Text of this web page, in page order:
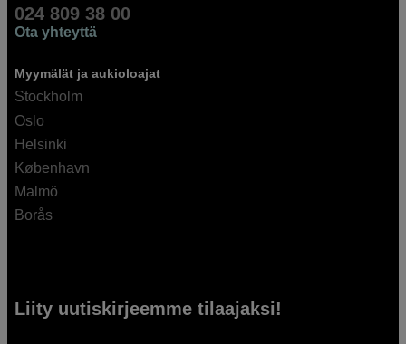
024 809 38 00
Ota yhteyttä
Myymälät ja aukioloajat
Stockholm
Oslo
Helsinki
København
Malmö
Borås
Liity uutiskirjeemme tilaajaksi!